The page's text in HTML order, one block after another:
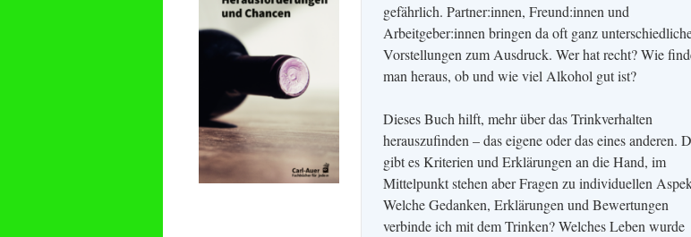
gefährlich. Partner:innen, Freund:innen und
Arbeitgeber:innen bringen da oft ganz
Vorstellungen zum Ausdruck. Wer hat recht? Wie
man heraus, ob und wie viel Alkohol gut ist?
Dieses Buch hilft, mehr über das Trinkverhalten
herauszufinden – das eigene oder das eines anderen.
gibt es Kriterien und Erklärungen an die Hand, im
Mittelpunkt stehen aber Fragen zu individuellen
Welche Gedanken, Erklärungen und Bewertungen
verbinde ich mit dem Trinken? Welches Leben wurde